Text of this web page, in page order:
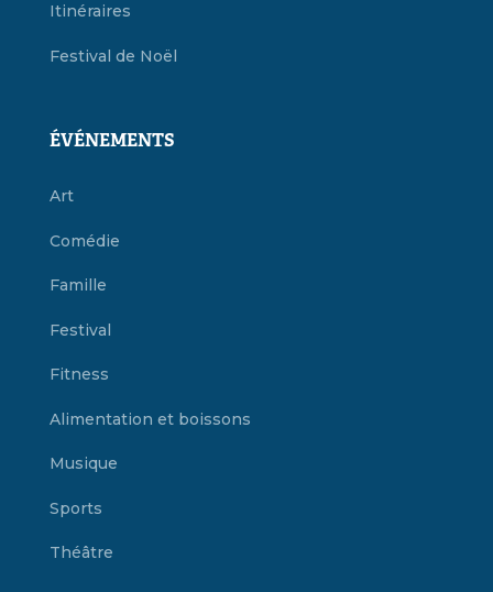
Itinéraires
Festival de Noël
ÉVÉNEMENTS
Art
Comédie
Famille
Festival
Fitness
Alimentation et boissons
Musique
Sports
Théâtre